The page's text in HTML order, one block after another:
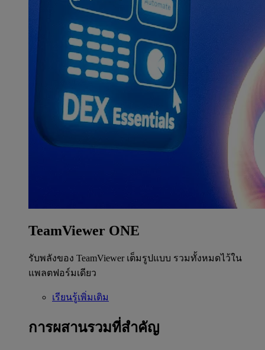
TeamViewer ONE
รับพลังของ TeamViewer เต็มรูปแบบ รวมทั้งหมดไว้ใน
แพลตฟอร์มเดียว
เรียนรู้เพิ่มเติม
การผสานรวมที่สำคัญ